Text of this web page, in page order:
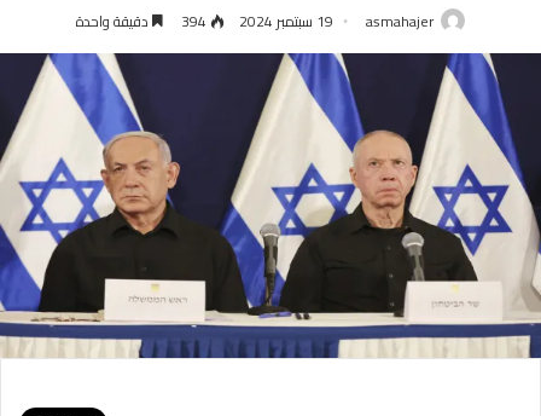
asmahajer 19 سبتمبر 2024 394 دقيقة واحدة